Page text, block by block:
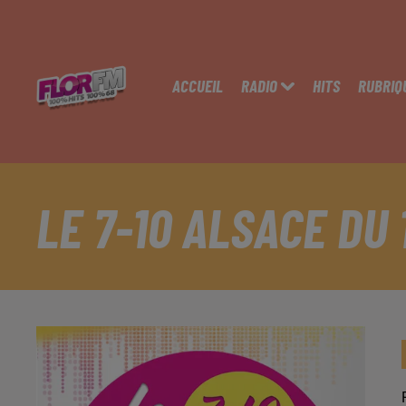
ACCUEIL RADIO HITS
LE 7-10 ALSACE DU